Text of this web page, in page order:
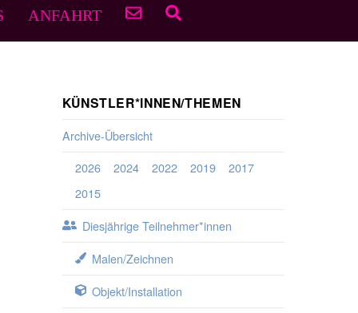
ANFAHRT
KÜNSTLER*INNEN/THEMEN
Archive-Übersicht
2026
2024 2022 2019
2017
2015
Diesjährige Teilnehmer*innen
Malen/Zeichnen
Objekt/Installation